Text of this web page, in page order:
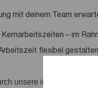
mit deinem Team
– im
flexibel
unsere interne